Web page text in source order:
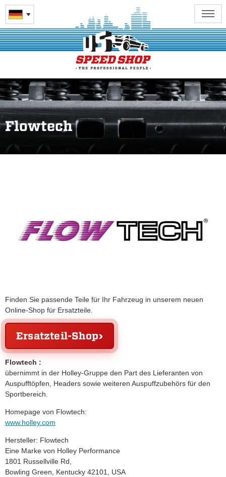
Flowtech
Finden Sie passende Teile für Ihr Fahrzeug in unserem neuen
Online-Shop für Ersatzteile.
Ersatzteil-Shop
Flowtech :
übernimmt in der Holley-Gruppe den Part des Lieferanten von
Auspufftöpfen, Headers sowie weiteren Auspuffzubehörs für den
Sportbereich.
Homepage von Flowtech:
www.holley.com
Hersteller: Flowtech
Eine Marke von Holley Performance
1801 Russellville Rd,
Bowling Green, Kentucky 42101, USA